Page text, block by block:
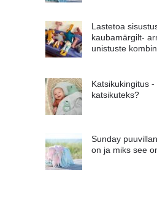
Lastetoa
kaubamärgilt-
unistuste
Katsikukingitus
katsikuteks?
Sunday
on ja miks see